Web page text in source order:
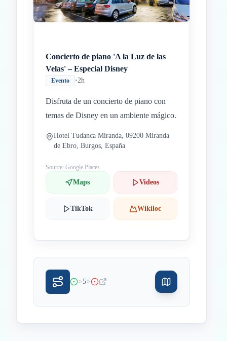
Concierto de piano 'A la Luz de las
Velas' – Especial Disney
Evento •2h
Disfruta de un concierto de piano con
temas de Disney en un ambiente mágico.
Hotel Tudanca Miranda, 09200 Miranda
de Ebro, Burgos, España
Source: Google Places
Maps Videos
TikTok Wikiloc
>5>